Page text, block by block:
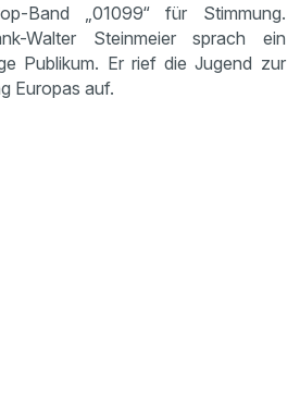
Band „01099“ für Stimmung.
Walter Steinmeier sprach ein
Publikum. Er rief die Jugend zur
Europas auf.